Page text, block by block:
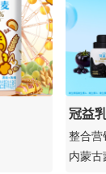
冠益
销
整合营
内蒙